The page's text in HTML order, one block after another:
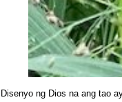
Disenyo ng Dios na ang tao